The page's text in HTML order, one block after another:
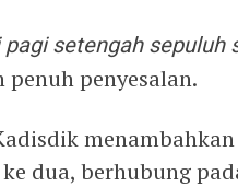
pagi setengah
penuh penyesalan.
dua, berhubung